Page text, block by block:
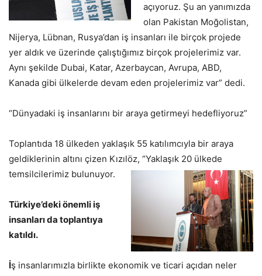
açıyoruz. Şu an yanımızda
olan Pakistan Moğolistan,
Nijerya, Lübnan, Rusya’dan iş insanları ile birçok projede
yer aldık ve üzerinde çalıştığımız birçok projelerimiz var.
Aynı şekilde Dubai, Katar, Azerbaycan, Avrupa, ABD,
Kanada gibi ülkelerde devam eden projelerimiz var” dedi.
“Dünyadaki iş insanlarını bir araya getirmeyi hedefliyoruz”
Toplantıda 18 ülkeden yaklaşık 55 katılımcıyla bir araya
geldiklerinin altını çizen Kızılöz, “Yaklaşık 20 ülkede
temsilcilerimiz bulunuyor.
Türkiye’deki önemli iş
insanları da toplantıya
katıldı.
İş insanlarımızla birlikte ekonomik ve ticari açıdan neler